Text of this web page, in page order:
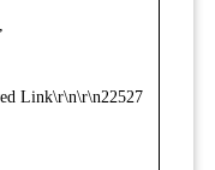
Link\r\n\r\n22527